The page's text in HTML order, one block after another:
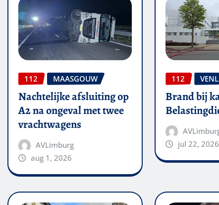
112 MAASGOUW
Nachtelijke afsluiting op
A2 na ongeval met twee
vrachtwagens
AVLimburg
aug 1, 2026
112
Brand bij
jul 22, 2026